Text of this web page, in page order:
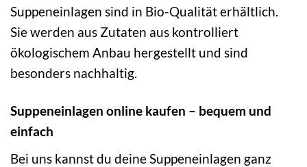
Suppeneinlagen sind in Bio-Qualität erhältlich.
Sie werden aus Zutaten aus kontrolliert
ökologischem Anbau hergestellt und sind
besonders nachhaltig.
Suppeneinlagen online kaufen – bequem und
einfach
Bei uns kannst du deine Suppeneinlagen ganz